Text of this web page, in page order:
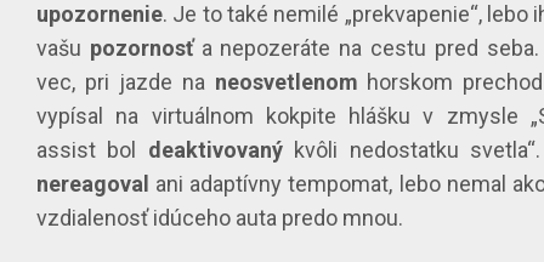
upozornenie. Je to také nemilé „prekvapenie“, lebo
vašu pozornosťa nepozeráte na cestu pred
vec, pri jazde na neosvetlenom horskom
vypísal na virtuálnom kokpite hlášku v zmysle
assist bol deaktivovanýkvôli nedostatku
nereagoval ani adaptívny tempomat, lebo nemal
vzdialenosť idúceho auta predo mnou.